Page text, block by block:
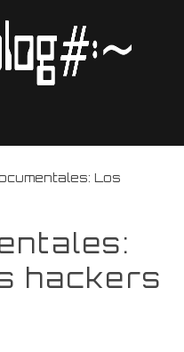
Los
hackers